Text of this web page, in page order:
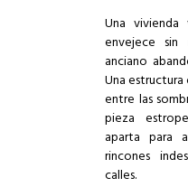
Una
envejece
anciano
Una
entre las
pieza
aparta para
rincones
calles.